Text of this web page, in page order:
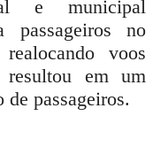
e municipal
passageiros no
voos
em um
passageiros.